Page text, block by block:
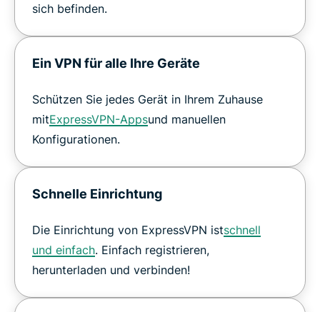
sich befinden.
Ein VPN für alle Ihre Geräte
Schützen Sie jedes Gerät in Ihrem Zuhause
mitExpressVPN-Appsund manuellen
Konfigurationen.
Schnelle Einrichtung
Die Einrichtung von ExpressVPN istschnell
und einfach. Einfach registrieren,
herunterladen und verbinden!